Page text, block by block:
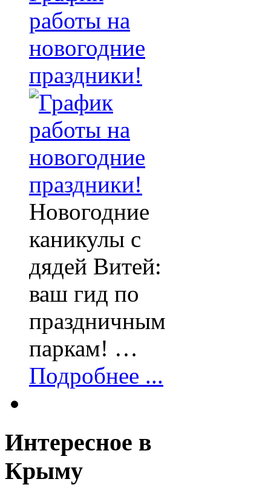
работы на
новогодние
праздники!
Новогодние
каникулы с
дядей Витей:
ваш гид по
праздничным
паркам! …
Подробнее ...
Интересное в
Крыму